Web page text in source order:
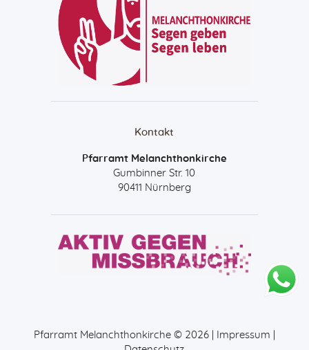
Kontakt
Pfarramt Melanchthonkirche
Gumbinner Str. 10
90411 Nürnberg
Pfarramt Melanchthonkirche © 2026 | Impressum